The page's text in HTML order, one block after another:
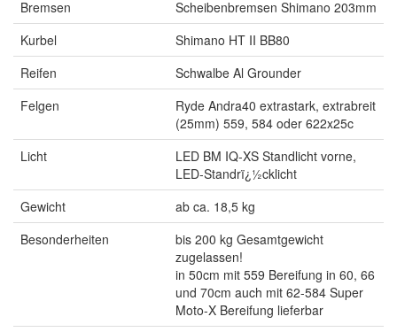
Bremsen
Scheibenbremsen Shimano 203mm
Kurbel
Shimano HT II BB80
Reifen
Schwalbe Al Grounder
Felgen
Ryde Andra40 extrastark, extrabreit
(25mm) 559, 584 oder 622x25c
Licht
LED BM IQ-XS Standlicht vorne,
LED-Standrï¿½cklicht
Gewicht
ab ca. 18,5 kg
Besonderheiten
bis 200 kg Gesamtgewicht
zugelassen!
in 50cm mit 559 Bereifung in 60, 66
und 70cm auch mit 62-584 Super
Moto-X Bereifung lieferbar